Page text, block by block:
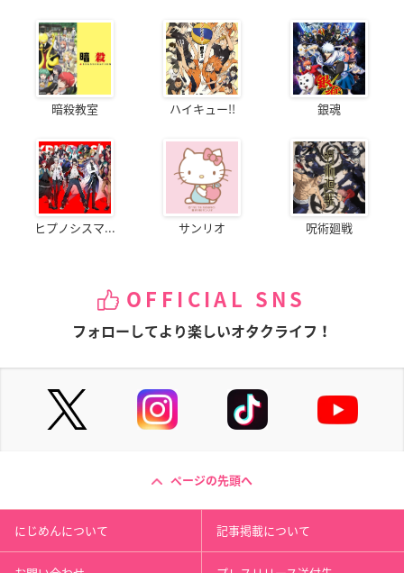
暗殺教室 ハイキュー!! 銀魂
ヒプノシスマ... サンリオ 呪術廻戦
OFFICIAL SNS
フォローしてより楽しいオタクライフ！
ページの先頭へ
にじめんについて 記事掲載について